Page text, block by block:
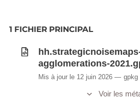
1 FICHIER PRINCIPAL
agglomerations-
Mis à jour le 12 juin 2026 gpkg
Voir les